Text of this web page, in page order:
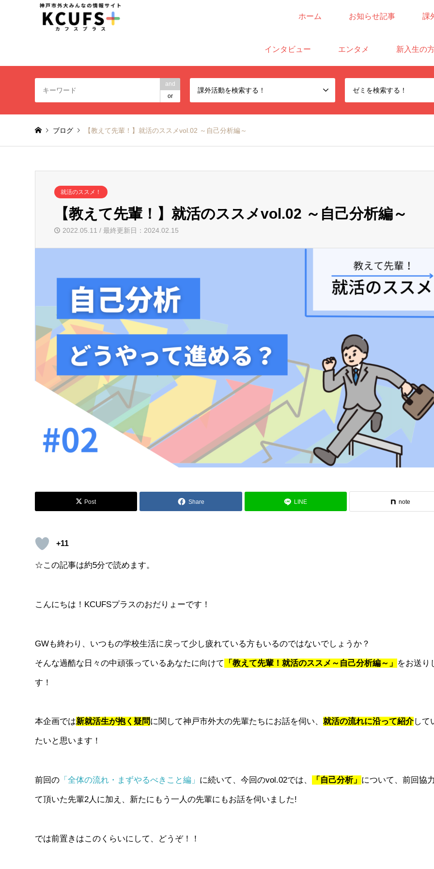
ホーム お知らせ記事 課
インタビュー エンタメ 新入生の
and
or
課外活動を検索する！ ゼミを検索する！
ブログ 【教えて先輩！】就活のススメvol.02 ～自己分析編～
就活のススメ！
【教えて先輩！】就活のススメvol.02 ～自己分析編～
2022.05.11 / 最終更新日：2024.02.15
Post Share LINE note
+11
☆この記事は約5分で読めます。
こんにちは！KCUFSプラスのおだりょーです！
GWも終わり、いつもの学校生活に戻って少し疲れている方もいるのではないでしょうか？
そんな過酷な日々の中頑張っているあなたに向けて 「教えて先輩！就活のススメ～自己分析編～」 をお送り
す！
本企画では新就活生が抱く疑問に関して神戸市外大の先輩たちにお話を伺い、 就活の流れに沿って紹介して
たいと思います！
前回の 「全体の流れ・まずやるべきこと編」 に続いて、今回のvol.02では、 「自己分析」 について、前回協
て頂いた先輩2人に加え、新たにもう一人の先輩にもお話を伺いました!
では前置きはこのくらいにして、どうぞ！！